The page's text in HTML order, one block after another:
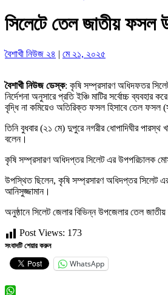
সিলেটে তেল জাতীয় ফসল
বৈশাখী নিউজ ২৪ | মে ২১, ২০২৫
বৈশাখী নিউজ ডেস্ক: কৃষি সম্প্রসারণ অধিদফতর
নির্দেশনা অনুসারে প্রতি ইঞ্চি মাটির সর্বোচ্চ
বৃদ্ধি না কমিয়েও অতিরিক্ত ফসল হিসাবে তেল ফসল
তিনি বুধবার (২১ মে) দুপুরে নগরীর ধোপাদিঘীর
বলেন।
কৃষি সম্প্রসারণ অধিদপ্তর সিলেট এর উপপরিচালক
উপস্থিত ছিলেন, কৃষি সম্প্রসারণ অধিদপ্তর সিলেট
আনিসুজ্জামান।
অনুষ্ঠানে সিলেট জেলার বিভিন্ন উপজেলার তেল
Post Views: 173
সংবাদটি শেয়ার করুন
WhatsApp